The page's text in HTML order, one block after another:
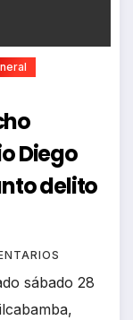
Diego
delito
sábado 28